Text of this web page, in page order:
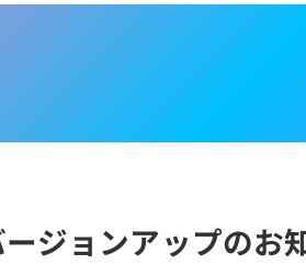
ジョンアップのお